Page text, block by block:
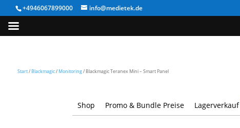
+4946067899000 info@medietek.de
Start/ Blackmagic/ Monitoring/ Blackmagic Teranex Mini – Smart Panel
Shop Promo & Bundle Preise Lagerverkauf